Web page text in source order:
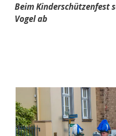
Beim Kinderschützenfest
Vogel ab